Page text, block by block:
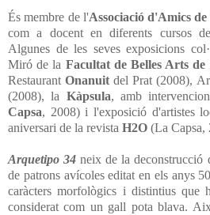
És membre de l'Associació d'Amics
com a docent en diferents cursos
Algunes de les seves exposicions
Miró de la Facultat de Belles Arts de
RestaurantOnanuit del Prat (2008),
(2008), la Kàpsula, amb
Capsa, 2008) i l'exposició d'artistes
aniversari de la revista H2O (La Capsa,
Arquetipo 34 neix de la
de patrons avícoles editat en els anys
caràcters morfològics i distintius
considerat com un gall pota blava.